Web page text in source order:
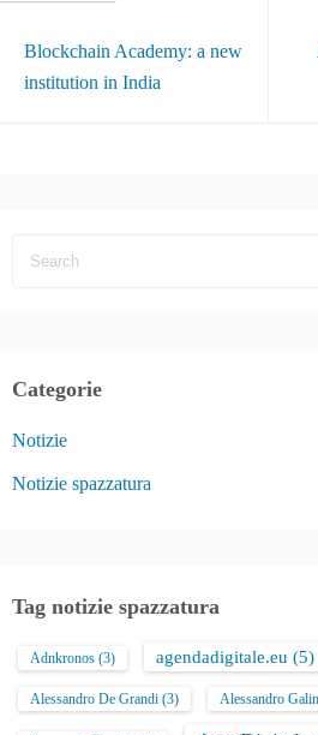
Blockchain Academy: a new
institution in India
Categorie
Notizie
Notizie spazzatura
Tag notizie spazzatura
Adnkronos (3) agendadigitale.eu (5)
Alessandro De Grandi (3) Alessandro